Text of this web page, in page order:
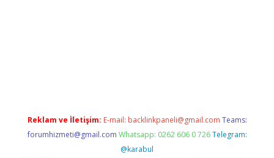
Reklam ve İletişim: E-mail: backlinkpaneli@gmail.com Teams:
forumhizmeti@gmail.com Whatsapp: 0262 606 0 726 Telegram:
@karabul